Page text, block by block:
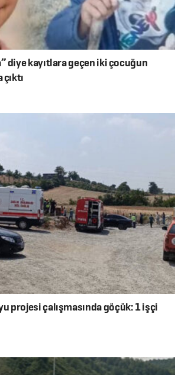
diye kayıtlara geçen iki çocuğun
projesi çalışmasında göçük: 1 işçi